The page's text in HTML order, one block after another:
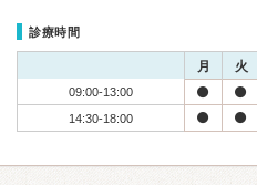
診療時間
月 火
09:00-13:00
14:30-18:00